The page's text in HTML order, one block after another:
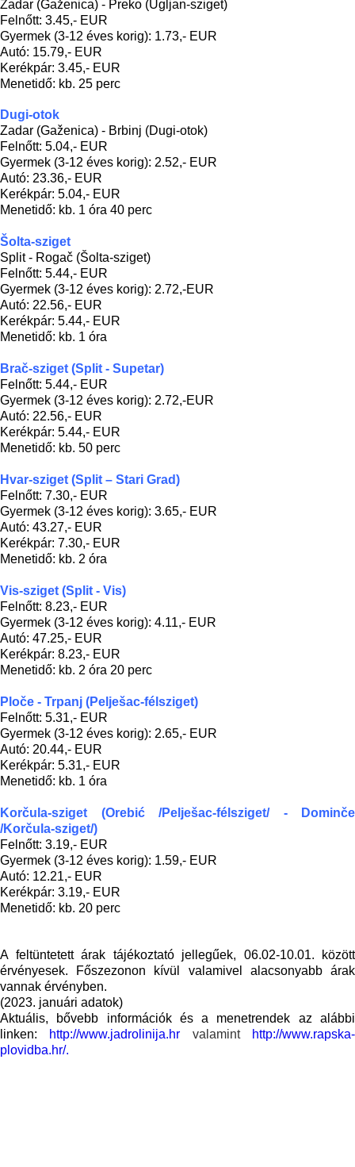
Zadar (Gaženica) - Preko (Ugljan-sziget)
Felnőtt: 3.45,- EUR
Gyermek (3-12 éves korig): 1.73,- EUR
Autó: 15.79,- EUR
Kerékpár: 3.45,- EUR
Menetidő: kb. 25 perc
Dugi-otok
Zadar (Gaženica) - Brbinj (Dugi-otok)
Felnőtt: 5.04,- EUR
Gyermek (3-12 éves korig): 2.52,- EUR
Autó: 23.36,- EUR
Kerékpár: 5.04,- EUR
Menetidő: kb. 1 óra 40 perc
Šolta-sziget
Split - Rogač (Šolta-sziget)
Felnőtt: 5.44,- EUR
Gyermek (3-12 éves korig): 2.72,-EUR
Autó: 22.56,- EUR
Kerékpár: 5.44,- EUR
Menetidő: kb. 1 óra
Brač-sziget (Split - Supetar)
Felnőtt: 5.44,- EUR
Gyermek (3-12 éves korig): 2.72,-EUR
Autó: 22.56,- EUR
Kerékpár: 5.44,- EUR
Menetidő: kb. 50 perc
Hvar-sziget (Split – Stari Grad)
Felnőtt: 7.30,- EUR
Gyermek (3-12 éves korig): 3.65,- EUR
Autó: 43.27,- EUR
Kerékpár: 7.30,- EUR
Menetidő: kb. 2 óra
Vis-sziget (Split - Vis)
Felnőtt: 8.23,- EUR
Gyermek (3-12 éves korig): 4.11,- EUR
Autó: 47.25,- EUR
Kerékpár: 8.23,- EUR
Menetidő: kb. 2 óra 20 perc
Ploče - Trpanj (Pelješac-félsziget)
Felnőtt: 5.31,- EUR
Gyermek (3-12 éves korig): 2.65,- EUR
Autó: 20.44,- EUR
Kerékpár: 5.31,- EUR
Menetidő: kb. 1 óra
Korčula-sziget (Orebić /Pelješac-félsziget/ - Dominče
/Korčula-sziget/)
Felnőtt: 3.19,- EUR
Gyermek (3-12 éves korig): 1.59,- EUR
Autó: 12.21,- EUR
Kerékpár: 3.19,- EUR
Menetidő: kb. 20 perc
A feltüntetett árak tájékoztató jellegűek, 06.02-10.01. között
érvényesek. Főszezonon kívül valamivel alacsonyabb árak
vannak érvényben.
(2023. januári adatok)
Aktuális, bővebb információk és a menetrendek az alábbi
linken:
http://www.jadrolinija.hr valamint
http://www.rapska-
plovidba.hr/.